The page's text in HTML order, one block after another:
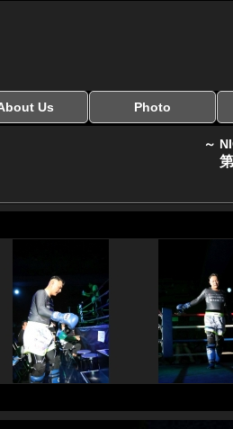
Us Photo
～